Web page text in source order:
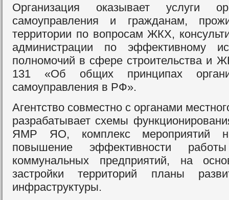
Организация оказывает услуги
самоуправления и гражданам,
территории по вопросам ЖКХ,
администрации по эффективному
полномочий в сфере строительства и
131 «Об общих принципах
самоуправления в РФ».
Агентство совместно с органами
разрабатывает схемы
ЯМР ЯО, комплекс мероприятий
повышение эффективности
коммунальных предприятий, на
застройки территорий планы
инфраструктуры.